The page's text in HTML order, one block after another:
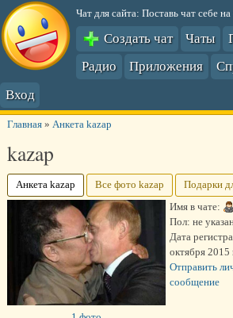
Чат для сайта: Поставь чат себе на
Создать чат Чаты
Радио
Приложения
Вход
Главная» Анкета kazap
kazap
Анкета kazap Все фото kazap
Подарки
Имя в чате:
Пол: не
Дата
октября 2015
Отправить
сообщение